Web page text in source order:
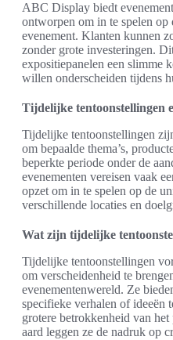
ABC Display biedt
ontworpen om in te spelen
evenement. Klanten kunnen
zonder grote investeringen.
expositiepanelen een slimme
willen onderscheiden tijdens
Tijdelijke tentoonstellingen
Tijdelijke tentoonstellingen
om bepaalde thema’s,
beperkte periode onder de
evenementen vereisen vaak
opzet om in te spelen op de
verschillende locaties en
Wat zijn tijdelijke
Tijdelijke tentoonstellingen
om verscheidenheid te
evenementenwereld. Ze
specifieke verhalen of ideeën
grotere betrokkenheid van
aard leggen ze de nadruk op